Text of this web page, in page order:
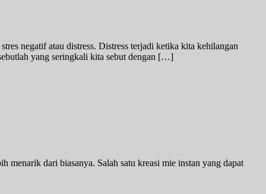
negatif atau distress. Distress terjadi ketika kita kehilangan
yang seringkali kita sebut dengan […]
menarik dari biasanya. Salah satu kreasi mie instan yang dapat